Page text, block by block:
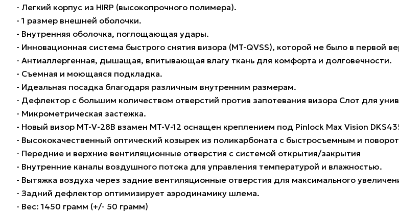
- Легкий корпус из HIRP (высокопрочного полимера).
- 1 размер внешней оболочки.
- Внутренняя оболочка, поглощающая удары.
- Инновационная система быстрого снятия визора (MT-QVSS), которой не было в первой
- Антиаллергенная, дышащая, впитывающая влагу ткань для комфорта и долговечности.
- Съемная и моющаяся подкладка.
- Идеальная посадка благодаря различным внутренним размерам.
- Дефлектор с большим количеством отверстий против запотевания визора Слот для
- Микрометрическая застежка.
- Новый визор MT-V-28B взамен MT-V-12 оснащен креплением под Pinlock Max Vision
- Высококачественный оптический козырек из поликарбоната с быстросъемным и
- Передние и верхние вентиляционные отверстия с системой открытия/закрытия
- Внутренние каналы воздушного потока для управления температурой и влажностью.
- Вытяжка воздуха через задние вентиляционные отверстия для максимального
- Задний дефлектор оптимизирует аэродинамику шлема.
- Вес: 1450 грамм (+/- 50 грамм)